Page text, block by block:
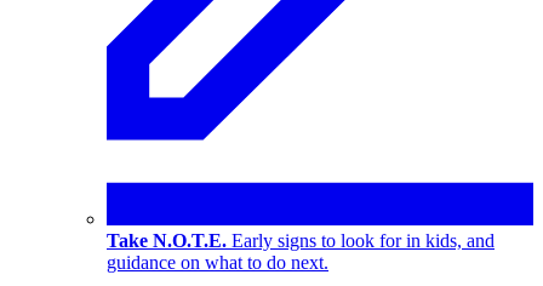
Take N.O.T.E. Early signs to look for in kids, and
guidance on what to do next.